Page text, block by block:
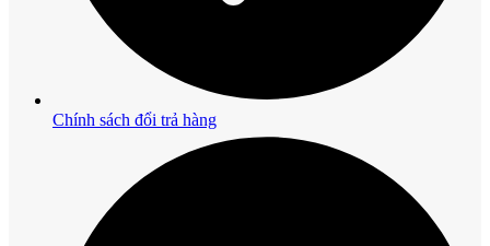
Chính sách đổi trả hàng